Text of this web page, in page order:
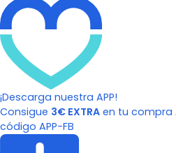
¡Descarga nuestra APP!
Consigue 3€ EXTRA en tu compra
código APP-FB